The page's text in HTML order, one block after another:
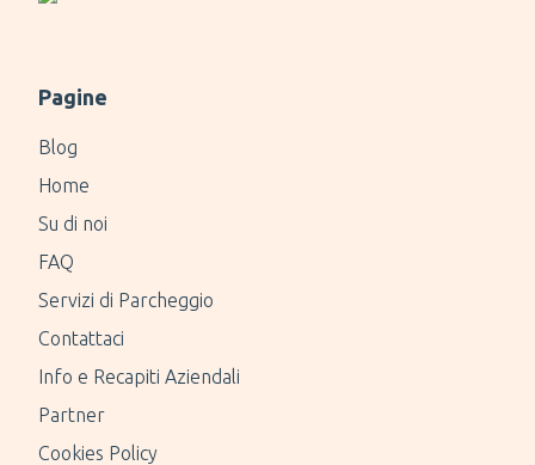
Pagine
Blog
Home
Su di noi
FAQ
Servizi di Parcheggio
Contattaci
Info e Recapiti Aziendali
Partner
Cookies Policy